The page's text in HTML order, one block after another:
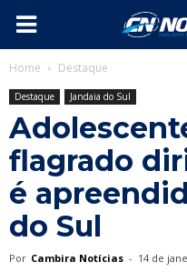
Home Destaque
Destaque Jandaia do Sul
flagrado
é
do Sul
Por Cambira Notícias - 14 de